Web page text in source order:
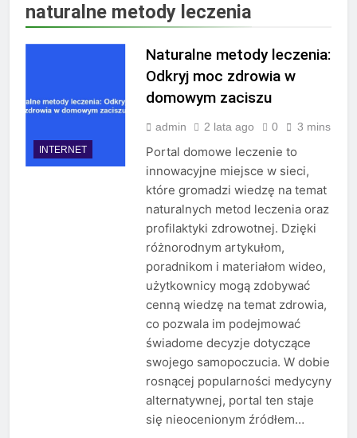
naturalne metody leczenia
INTERNET
Naturalne metody leczenia:
Odkryj moc zdrowia w
domowym zaciszu
admin 2 lata ago 0 3 mins
Portal domowe leczenie to
innowacyjne miejsce w sieci,
które gromadzi wiedzę na temat
naturalnych metod leczenia oraz
profilaktyki zdrowotnej. Dzięki
różnorodnym artykułom,
poradnikom i materiałom wideo,
użytkownicy mogą zdobywać
cenną wiedzę na temat zdrowia,
co pozwala im podejmować
świadome decyzje dotyczące
swojego samopoczucia. W dobie
rosnącej popularności medycyny
alternatywnej, portal ten staje
się nieocenionym źródłem…